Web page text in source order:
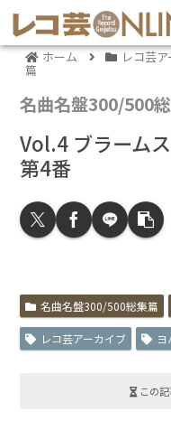
ホーム レコ芸
篇
名曲名盤300/500
Vol.4 ブラーム
第4番
名曲名盤300/500総集篇
レコ芸アーカイブ
この